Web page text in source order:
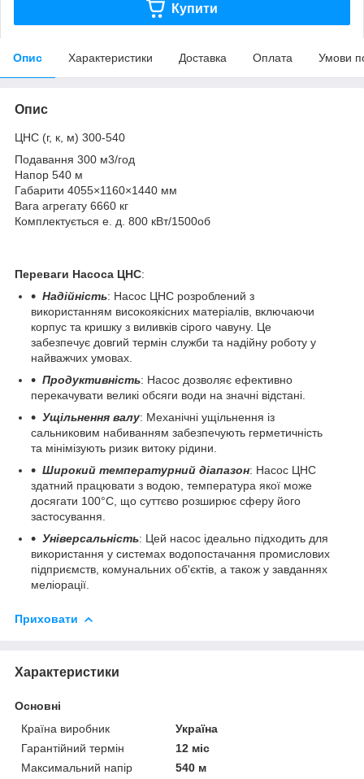
Купити
Опис Характеристики Доставка Оплата Умови
Опис
ЦНС (г, к, м) 300-540
Подавання 300 м3/год
Напор 540 м
Габарити 4055×1160×1440 мм
Вага агрегату 6660 кг
Комплектується е. д. 800 кВт/1500об
Переваги Насоса ЦНС:
Надійність: Насос ЦНС розроблений з
використанням високоякісних матеріалів, включаючи
корпус та кришку з виливків сірого чавуну. Це
забезпечує довгий термін служби та надійну роботу у
найважчих умовах.
Продуктивність: Насос дозволяє ефективно
перекачувати великі обсяги води на значні відстані.
Ущільнення валу: Механічні ущільнення із
сальниковим набиванням забезпечують герметичність
та мінімізують ризик витоку рідини.
Широкий температурний діапазон: Насос ЦНС
здатний працювати з водою, температура якої може
досягати 100°C, що суттєво розширює сферу його
застосування.
Універсальність: Цей насос ідеально підходить для
використання у системах водопостачання промислових
підприємств, комунальних об'єктів, а також у завданнях
меліорації.
Приховати
Характеристики
Основні
Країна виробник
Україна
Гарантійний термін
12 міс
Максимальний напір
540 м